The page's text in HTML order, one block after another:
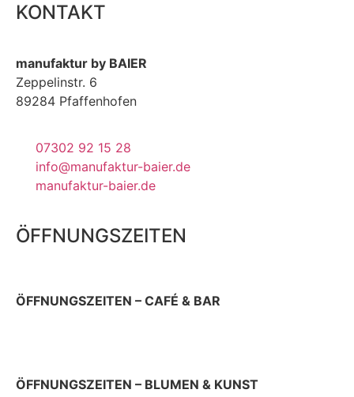
KONTAKT
manufaktur by BAIER
Zeppelinstr. 6
89284 Pfaffenhofen
07302 92 15 28
info@manufaktur-baier.de
manufaktur-baier.de
ÖFFNUNGSZEITEN
ÖFFNUNGSZEITEN – CAFÉ & BAR
ÖFFNUNGSZEITEN – BLUMEN & KUNST